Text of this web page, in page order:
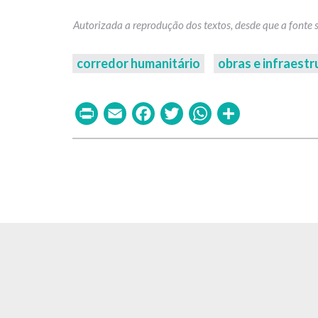
corredor humanitário obras e
PrintEmailFacebook
TwitterWhatsApp